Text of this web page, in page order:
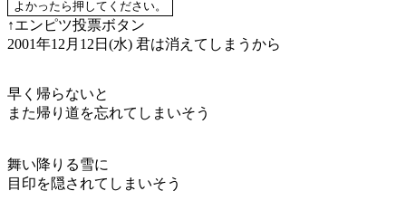
↑エンピツ投票ボタン
2001年12月12日(水) 君は消えてしまうから
早く帰らないと
また帰り道を忘れてしまいそう
舞い降りる雪に
目印を隠されてしまいそう